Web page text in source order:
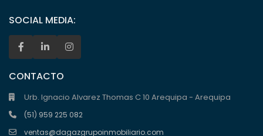
SOCIAL MEDIA:
CONTACTO
Urb. Ignacio Alvarez Thomas C 10 Arequipa - Arequipa
(51) 959 225 082
ventas@dagazgrupoinmobiliario.com